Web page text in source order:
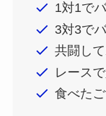
1対1で
3対3で
共闘し
レース
食べた